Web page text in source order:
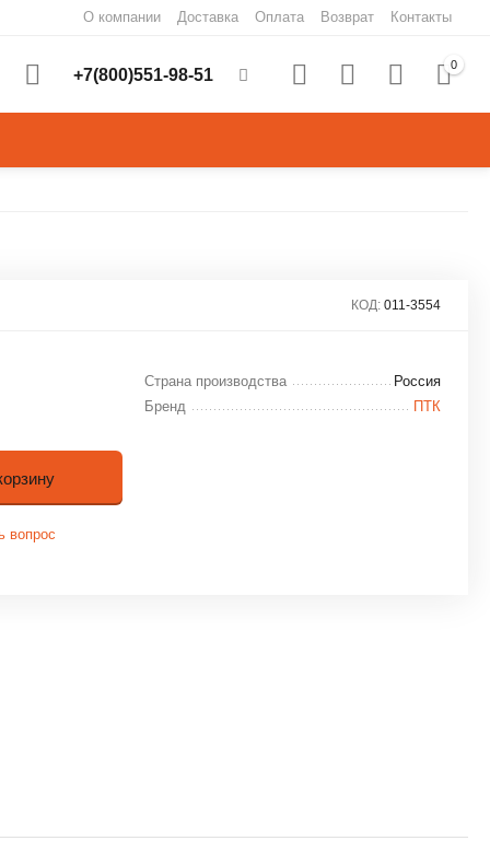
О компании Доставка Оплата Возврат Контакты
+7(800)551-98-51
0
КОД: 011-3554
вопрос
Страна производства
Россия
Бренд
ПТК